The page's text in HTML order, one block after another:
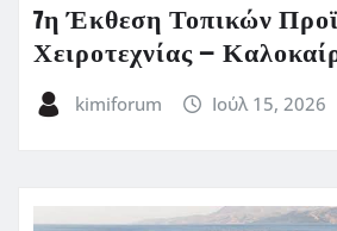
7η Έκθεση Τοπικών
Χειροτεχνίας –
kimiforum Ιούλ 15, 2026